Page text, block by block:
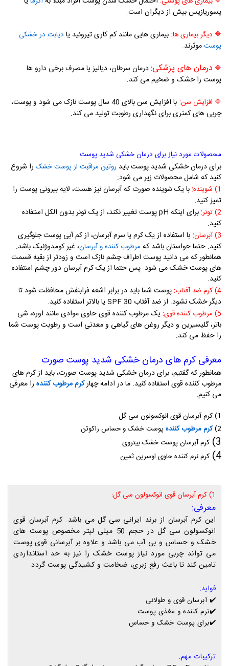
پسوریازیس بیش از دیگران است.
🔷 دیگر بیماری ها: بیماری هایی مانند کم کاری تیروئید یا دیابت در خشکی
پوستموثرند.
🔷 درمان های پزشکی:درمان سرطان، دیالیز یا مصرف برخی دارو ها
پوست را خشک و ضخیم می کند.
🔷 افزایش سن:
با افزایش سن بالای 40 سال پوست نازک می شود و پوست،
چربی های کمتری برای نگهداری رطوبت تولید می کند.
محصولات مورد نیاز برای درمان خشکی شدید پوست
برای درمان خشکی شدید پوست باید روتین مراقبت از پوست خشک را شروع
کنید که شامل محصولات زیر می شود:
1) شوینده :با یک شوینده صورت که آبرسان نیز هست، لایه بیرونی پوست را
تمیز کنید.
2) تونر :برای اینکه pHپوست تغییر نکند، از یک تونر بدون الکل استفاده
کنید.
3) آبرسان : با استفاده از یک کرم یا سرم آبرسان، از کم آبی پوست جلوگیری
کنید. حتما حواستان باشد کهمرطوب کننده و آبرسان، غیر کومدوژنیک باشد.
همانطور که می دانید پوست اطراف چشم نازک است و زودتر از بقیه قسمت
های پوست خشک می شود. پس حتما از یک کرم آبرسان دور چشم استفاده
کنید.
4) کرم ضد آفتاب :پوست شما باید در برابر اشعه فرابنفش محافظت شود تا
دیگر خشک نشود. از ضد آفتاب SPF 30یا بالاتر استفاده کنید.
5) مرطوب کننده قوی :یک مرطوب کننده قوی حاوی موادی مانند اوره، شی
باتر، گلیسیرین و دیگر روغن های گیاهی و معدنی است و رطوبت پوست شما
را حفظ می کند.
معرفی کرم های درمان خشکی شدید پوست صورت
همانطور که گفتیم، برای درمان خشکی شدید پوست صورت، باید از کرم های
مرطوب کننده قوی استفاده کنید. ما در ادامه چهارکرم مرطوب کننده را معرفی
می کنیم:
1) کرم آبرسان قوی انوکسولون سی گل
​2) کرم مرطوب کنندهپوست خشک و حساس راکوتن
3) کرم آبرسان پوست خشک بیتروی
4) کرم نرم کننده حاوی اوسرین ثمین
1) کرم آبرسان قوی انوکسولون سی گل:
معرفی:
این کرم آبرسان از برند ایرانی سی گل می باشد. کرم آبرسان قوی
انوکسولون سی گل در حجم 50 میلی لیتر مخصوص پوست های
خشک و حساس و بی آب می باشد و علاوه بر آبرسانی قوی پوست
می تواند چربی مورد نیاز پوست خشک را نیز به حد استانداردی
تامین کند تا باعث رفع زبری، ضخامت و کشیدگی پوست گردد.
فواید:
✔️ آبرسان قوی و طولانی
✔️نرم کننده و مغذی پوست
✔️برای پوست خشک و حساس
ترکیبات مهم: